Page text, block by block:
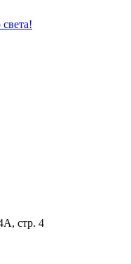
стр. 4